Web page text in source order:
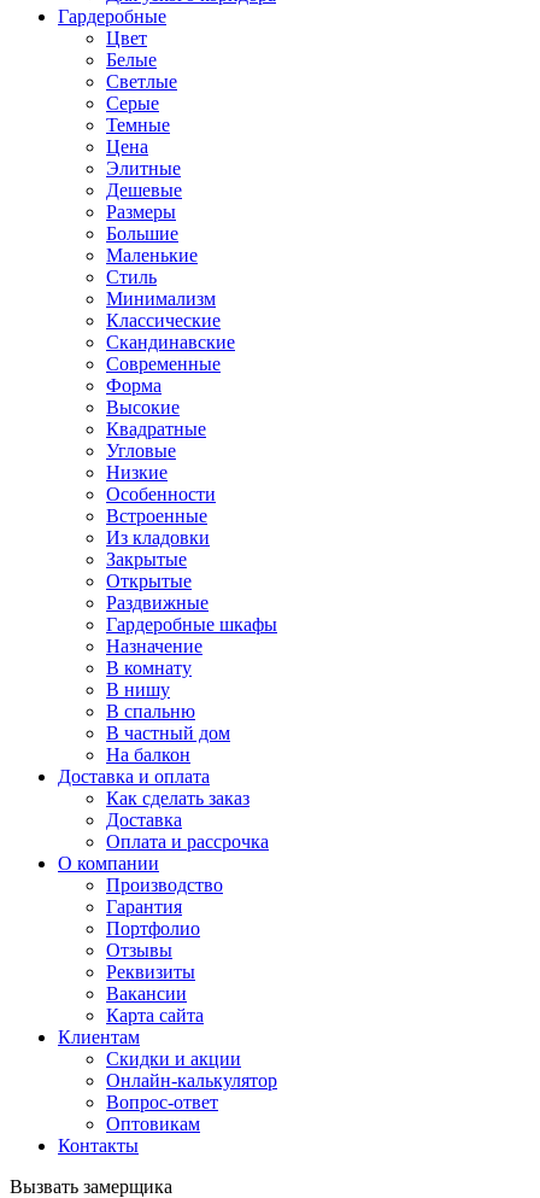
Гардеробные
Цвет
Белые
Светлые
Серые
Темные
Цена
Элитные
Дешевые
Размеры
Большие
Маленькие
Стиль
Минимализм
Классические
Скандинавские
Современные
Форма
Высокие
Квадратные
Угловые
Низкие
Особенности
Встроенные
Из кладовки
Закрытые
Открытые
Раздвижные
Гардеробные шкафы
Назначение
В комнату
В нишу
В спальню
В частный дом
На балкон
Доставка и оплата
Как сделать заказ
Доставка
Оплата и рассрочка
О компании
Производство
Гарантия
Портфолио
Отзывы
Реквизиты
Вакансии
Карта сайта
Клиентам
Скидки и акции
Онлайн-калькулятор
Вопрос-ответ
Оптовикам
Контакты
Вызвать замерщика